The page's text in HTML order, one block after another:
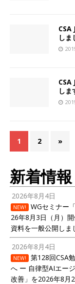
しま
しま
1 2 »
新着情報
2026年8月4日
NEW!
WGセミナー
26年8月3日（月）
資料を一般公開しま
2026年8月4日
NEW!
第128回CSA
へ ー 自律型AIエー
改善」を2026年8月